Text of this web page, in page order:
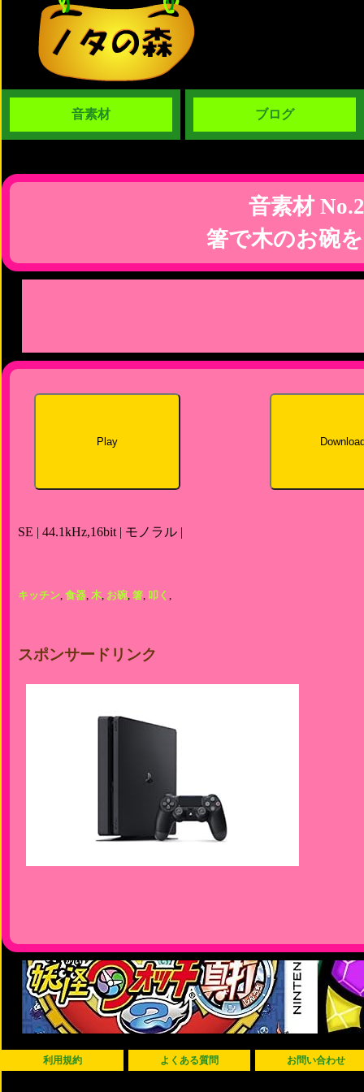
音素材 ブログ
音素材
箸で木のお碗
Play
SE | 44.1kHz,16bit | モノラル |
キッチン, 食器, 木, お碗, 箸, 叩く ,
スポンサードリンク
利用規約 よくある質問 お問い合わせ